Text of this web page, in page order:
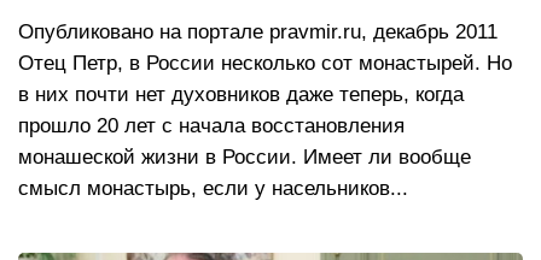
Опубликовано на портале pravmir.ru, декабрь 2011
Отец Петр, в России несколько сот монастырей. Но
в них почти нет духовников даже теперь, когда
прошло 20 лет с начала восстановления
монашеской жизни в России. Имеет ли вообще
смысл монастырь, если у насельников...